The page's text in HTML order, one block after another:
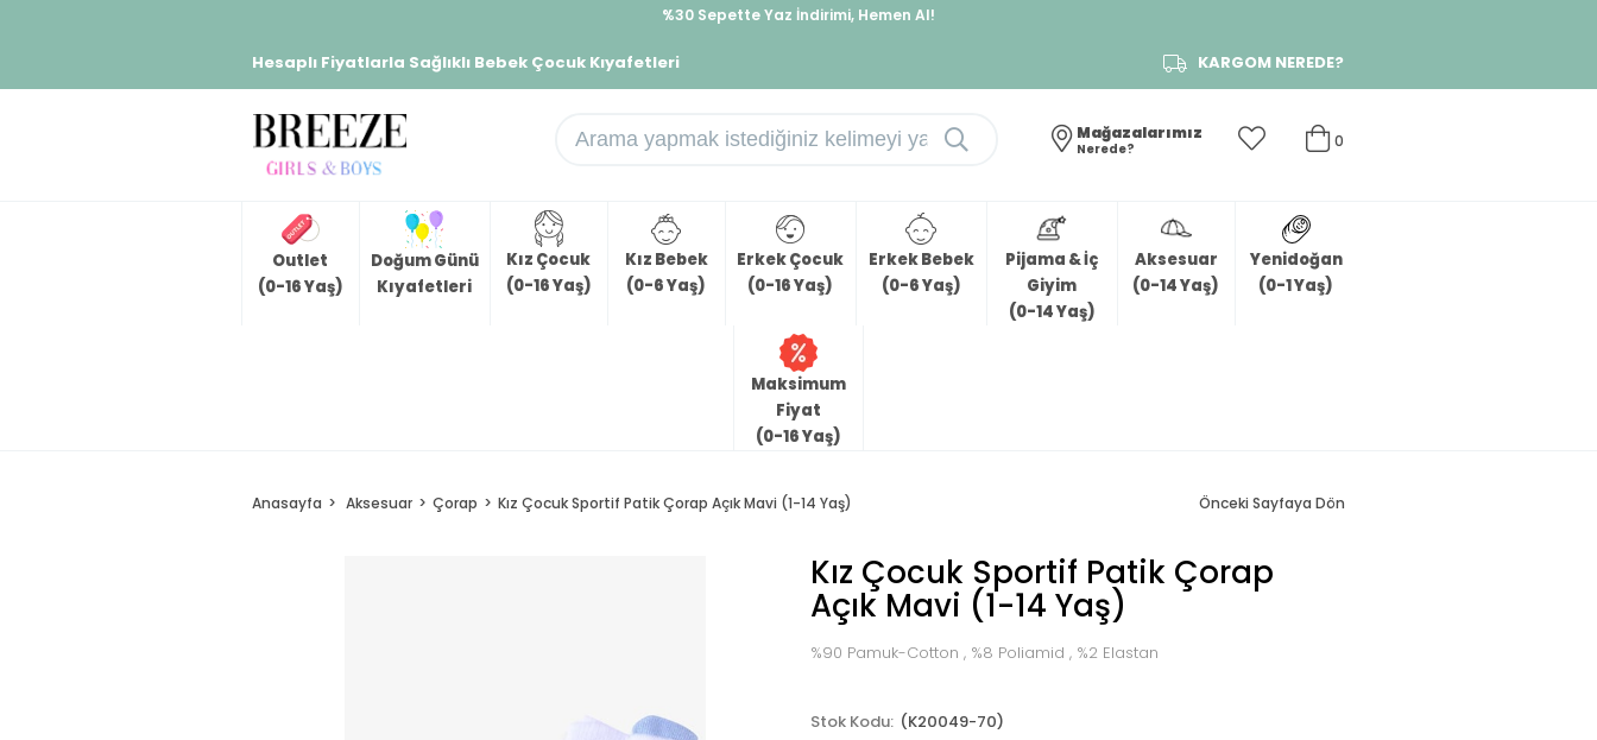
İndirimlere ek %10 İndirimi Kap, Hemen Üye Ol!
Hesaplı Fiyatlarla Sağlıklı Bebek Çocuk Kıyafetleri KARGOM NEREDE?
0
Mağazalarımız
Nerede?
Outlet
(0-16 Yaş)
Doğum Günü
Kıyafetleri
Kız Çocuk
(0-16 Yaş)
Kız Bebek
(0-6 Yaş)
Erkek Çocuk
(0-16 Yaş)
Erkek Bebek
(0-6 Yaş)
Pijama & İç
Giyim
(0-14 Yaş)
Aksesuar
(0-14 Yaş)
Yenidoğan
(0-1 Yaş)
Maksimum
Fiyat
(0-16 Yaş)
Anasayfa Aksesuar Çorap Kız Çocuk Sportif Patik Çorap Açık Mavi (1-14 Yaş) Önceki Sayfaya Dön
Kız Çocuk Sportif Patik Çorap
Açık Mavi (1-14 Yaş)
%90 Pamuk-Cotton , %8 Poliamid , %2 Elastan
(K20049-70)